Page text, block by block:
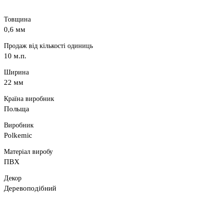
Товщина
0,6 мм
Продаж від кількості одиниць
10 м.п.
Ширина
22 мм
Країна виробник
Польща
Виробник
Polkemic
Матеріал виробу
ПВХ
Декор
Деревоподібний